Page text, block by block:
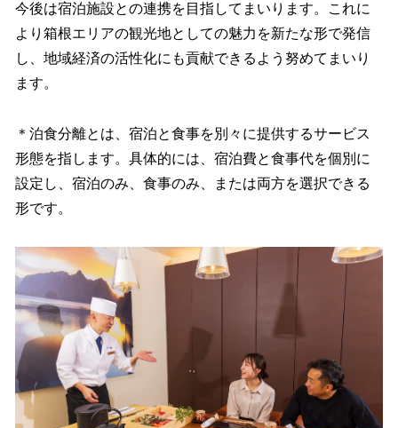
今後は宿泊施設との連携を目指してまいります。これに
より箱根エリアの観光地としての魅力を新たな形で発信
し、地域経済の活性化にも貢献できるよう努めてまいり
ます。
＊泊食分離とは、宿泊と食事を別々に提供するサービス
形態を指します。具体的には、宿泊費と食事代を個別に
設定し、宿泊のみ、食事のみ、または両方を選択できる
形です。